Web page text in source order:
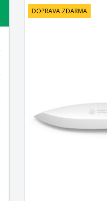
DOPRAVA ZDARMA